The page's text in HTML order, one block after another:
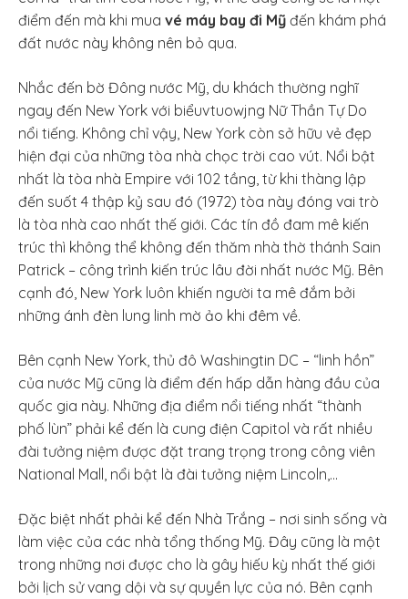
điểm đến mà khi mua vé máy bay đi Mỹ đến khám phá
đất nước này không nên bỏ qua.
Nhắc đến bờ Đông nước Mỹ, du khách thường nghĩ
ngay đến New York với biểuvtuowjng Nữ Thần Tự Do
nổi tiếng. Không chỉ vậy, New York còn sở hữu vẻ đẹp
hiện đại của những tòa nhà chọc trời cao vút. Nổi bật
nhất là tòa nhà Empire với 102 tầng, từ khi thàng lập
đến suốt 4 thập kỷ sau đó (1972) tòa này đóng vai trò
là tòa nhà cao nhất thế giới. Các tín đồ đam mê kiến
trúc thì không thể không đến thăm nhà thờ thánh Sain
Patrick – công trình kiến trúc lâu đời nhất nước Mỹ. Bên
cạnh đó, New York luôn khiến người ta mê đắm bởi
những ánh đèn lung linh mờ ảo khi đêm về.
Bên cạnh New York, thủ đô Washingtin DC – “linh hồn”
của nước Mỹ cũng là điểm đến hấp dẫn hàng đầu của
quốc gia này. Những địa điểm nổi tiếng nhất “thành
phố lùn” phải kể đến là cung điện Capitol và rất nhiều
đài tưởng niệm được đặt trang trọng trong công viên
National Mall, nổi bật là đài tưởng niệm Lincoln,…
Đặc biệt nhất phải kể đến Nhà Trắng – nơi sinh sống và
làm việc của các nhà tổng thống Mỹ. Đây cũng là một
trong những nơi được cho là gây hiếu kỳ nhất thế giới
bởi lịch sử vang dội và sự quyền lực của nó. Bên cạnh